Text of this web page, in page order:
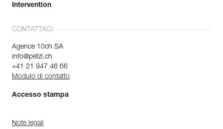
Intervention
CONTATTACI
Agence 10ch SA
info@petzl.ch
+41 21 947 46 66
Modulo di contatto
Accesso stampa
Note legali